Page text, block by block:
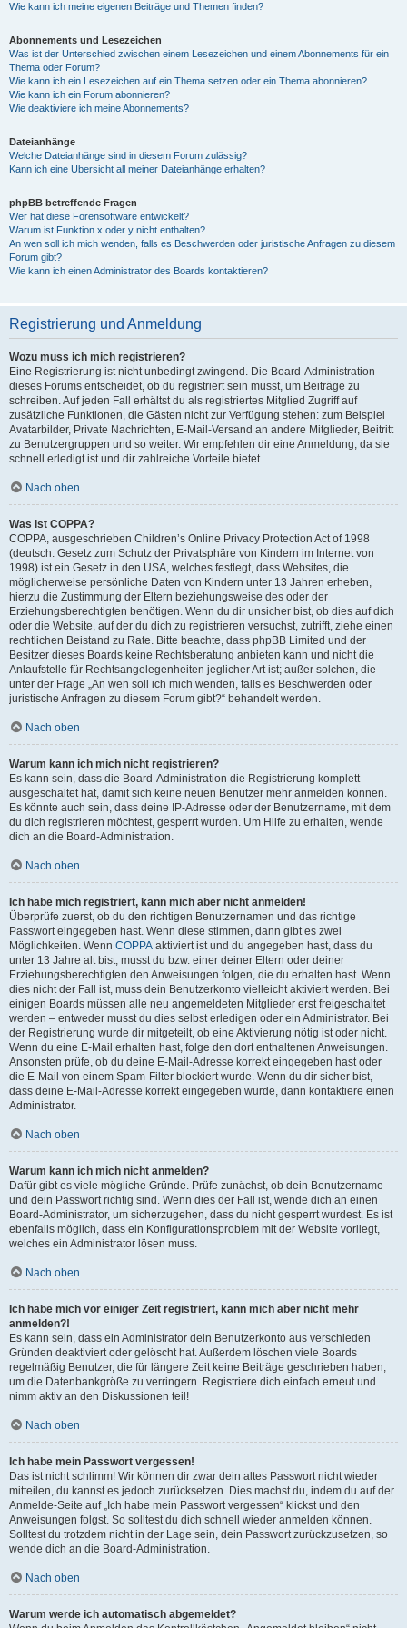
Wie kann ich meine eigenen Beiträge und Themen finden?
Abonnements und Lesezeichen
Was ist der Unterschied zwischen einem Lesezeichen und einem Abonnements für ein
Thema oder Forum?
Wie kann ich ein Lesezeichen auf ein Thema setzen oder ein Thema abonnieren?
Wie kann ich ein Forum abonnieren?
Wie deaktiviere ich meine Abonnements?
Dateianhänge
Welche Dateianhänge sind in diesem Forum zulässig?
Kann ich eine Übersicht all meiner Dateianhänge erhalten?
phpBB betreffende Fragen
Wer hat diese Forensoftware entwickelt?
Warum ist Funktion x oder y nicht enthalten?
An wen soll ich mich wenden, falls es Beschwerden oder juristische Anfragen zu diesem
Forum gibt?
Wie kann ich einen Administrator des Boards kontaktieren?
Registrierung und Anmeldung
Wozu muss ich mich registrieren?
Eine Registrierung ist nicht unbedingt zwingend. Die Board-Administration
dieses Forums entscheidet, ob du registriert sein musst, um Beiträge zu
schreiben. Auf jeden Fall erhältst du als registriertes Mitglied Zugriff auf
zusätzliche Funktionen, die Gästen nicht zur Verfügung stehen: zum Beispiel
Avatarbilder, Private Nachrichten, E-Mail-Versand an andere Mitglieder, Beitritt
zu Benutzergruppen und so weiter. Wir empfehlen dir eine Anmeldung, da sie
schnell erledigt ist und dir zahlreiche Vorteile bietet.
Nach oben
Was ist COPPA?
COPPA, ausgeschrieben Children’s Online Privacy Protection Act of 1998
(deutsch: Gesetz zum Schutz der Privatsphäre von Kindern im Internet von
1998) ist ein Gesetz in den USA, welches festlegt, dass Websites, die
möglicherweise persönliche Daten von Kindern unter 13 Jahren erheben,
hierzu die Zustimmung der Eltern beziehungsweise des oder der
Erziehungsberechtigten benötigen. Wenn du dir unsicher bist, ob dies auf dich
oder die Website, auf der du dich zu registrieren versuchst, zutrifft, ziehe einen
rechtlichen Beistand zu Rate. Bitte beachte, dass phpBB Limited und der
Besitzer dieses Boards keine Rechtsberatung anbieten kann und nicht die
Anlaufstelle für Rechtsangelegenheiten jeglicher Art ist; außer solchen, die
unter der Frage „An wen soll ich mich wenden, falls es Beschwerden oder
juristische Anfragen zu diesem Forum gibt?“ behandelt werden.
Nach oben
Warum kann ich mich nicht registrieren?
Es kann sein, dass die Board-Administration die Registrierung komplett
ausgeschaltet hat, damit sich keine neuen Benutzer mehr anmelden können.
Es könnte auch sein, dass deine IP-Adresse oder der Benutzername, mit dem
du dich registrieren möchtest, gesperrt wurden. Um Hilfe zu erhalten, wende
dich an die Board-Administration.
Nach oben
Ich habe mich registriert, kann mich aber nicht anmelden!
Überprüfe zuerst, ob du den richtigen Benutzernamen und das richtige
Passwort eingegeben hast. Wenn diese stimmen, dann gibt es zwei
Möglichkeiten. Wenn COPPA aktiviert ist und du angegeben hast, dass du
unter 13 Jahre alt bist, musst du bzw. einer deiner Eltern oder deiner
Erziehungsberechtigten den Anweisungen folgen, die du erhalten hast. Wenn
dies nicht der Fall ist, muss dein Benutzerkonto vielleicht aktiviert werden. Bei
einigen Boards müssen alle neu angemeldeten Mitglieder erst freigeschaltet
werden – entweder musst du dies selbst erledigen oder ein Administrator. Bei
der Registrierung wurde dir mitgeteilt, ob eine Aktivierung nötig ist oder nicht.
Wenn du eine E-Mail erhalten hast, folge den dort enthaltenen Anweisungen.
Ansonsten prüfe, ob du deine E-Mail-Adresse korrekt eingegeben hast oder
die E-Mail von einem Spam-Filter blockiert wurde. Wenn du dir sicher bist,
dass deine E-Mail-Adresse korrekt eingegeben wurde, dann kontaktiere einen
Administrator.
Nach oben
Warum kann ich mich nicht anmelden?
Dafür gibt es viele mögliche Gründe. Prüfe zunächst, ob dein Benutzername
und dein Passwort richtig sind. Wenn dies der Fall ist, wende dich an einen
Board-Administrator, um sicherzugehen, dass du nicht gesperrt wurdest. Es ist
ebenfalls möglich, dass ein Konfigurationsproblem mit der Website vorliegt,
welches ein Administrator lösen muss.
Nach oben
Ich habe mich vor einiger Zeit registriert, kann mich aber nicht mehr
anmelden?!
Es kann sein, dass ein Administrator dein Benutzerkonto aus verschieden
Gründen deaktiviert oder gelöscht hat. Außerdem löschen viele Boards
regelmäßig Benutzer, die für längere Zeit keine Beiträge geschrieben haben,
um die Datenbankgröße zu verringern. Registriere dich einfach erneut und
nimm aktiv an den Diskussionen teil!
Nach oben
Ich habe mein Passwort vergessen!
Das ist nicht schlimm! Wir können dir zwar dein altes Passwort nicht wieder
mitteilen, du kannst es jedoch zurücksetzen. Dies machst du, indem du auf der
Anmelde-Seite auf „Ich habe mein Passwort vergessen“ klickst und den
Anweisungen folgst. So solltest du dich schnell wieder anmelden können.
Solltest du trotzdem nicht in der Lage sein, dein Passwort zurückzusetzen, so
wende dich an die Board-Administration.
Nach oben
Warum werde ich automatisch abgemeldet?